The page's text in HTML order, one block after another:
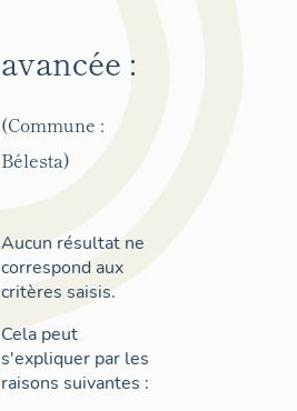
avancée :
(Commune :
Bélesta)
Aucun résultat ne
correspond aux
critères saisis.
Cela peut
s'expliquer par les
raisons suivantes :